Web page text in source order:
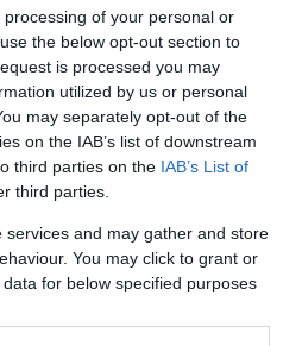
of your personal or
the below opt-out section to
is processed you may
utilized by us or personal
may separately opt-out of the
on the IAB’s list of downstream
third parties on the IAB’s List of
third parties.
and may gather and store
You may click to grant or
for below specified purposes